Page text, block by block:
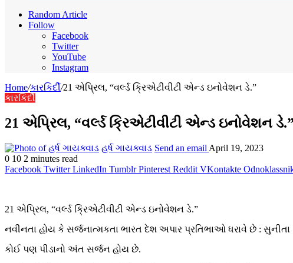
Random Article
Follow
Facebook
Twitter
YouTube
Instagram
Home/કારકિર્દી/21 એપ્રિલ, “વર્લ્ડ ક્રિએટીવીટી એન્ડ ઇનોવેશન ડે.”
કારકિર્દી
21 એપ્રિલ, “વર્લ્ડ ક્રિએટીવીટી એન્ડ ઇનોવેશન ડે.”
હર્ષ ગાયક્વાડ Send an email April 19, 2023
0 10 2 minutes read
Facebook Twitter LinkedIn Tumblr Pinterest Reddit VKontakte
21 એપ્રિલ, “વર્લ્ડ ક્રિએટીવીટી એન્ડ ઇનોવેશન ડે.”
નવીનતા હોય કે સર્જનાત્મકતા ભારત દેશ અપાર પ્રતિભાઓ ધરાવે છે : સુનીતા
કોઈ પણ પીડાનો અંત સર્જન હોય છે.